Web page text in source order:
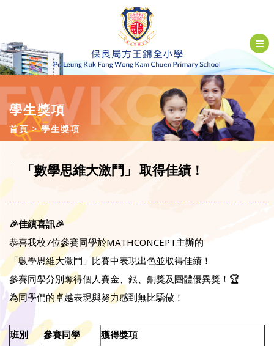
學生獎項
首頁 學生獎項
「數學思維大激鬥」 取得佳績！
🎉佳績喜訊🎉
恭喜我校7位參賽同學於MATHCONCEPT主辦的
「數學思維大激鬥」比賽中表現出色並取得佳績！
參賽同學分別奪得個人賽金、銀、銅獎及團體優異獎！🏆
為同學們的卓越表現與努力感到無比驕傲！
班別 參賽同學
獲得獎項